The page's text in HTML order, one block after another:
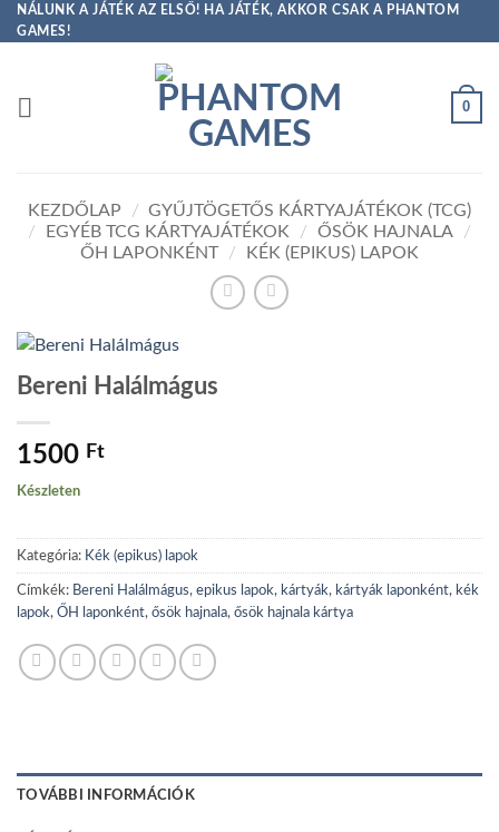
Skip
to
NÁLUNK A JÁTÉK AZ ELSŐ! HA JÁTÉK, AKKOR CSAK A PHANTOM
GAMES!
0
KEZDŐLAP / GYŰJTÖGETŐS KÁRTYAJÁTÉKOK (TCG)
/
EGYÉB TCG KÁRTYAJÁTÉKOK / ŐSÖK HAJNALA
/
ŐH LAPONKÉNT
/ KÉK (EPIKUS) LAPOK
Bereni Halálmágus
1500 Ft
Készleten
Kategória: Kék (epikus) lapok
Címkék: Bereni Halálmágus, epikus lapok, kártyák, kártyák laponként, kék
lapok, ŐH laponként, ősök hajnala, ősök hajnala kártya
TOVÁBBI INFORMÁCIÓK